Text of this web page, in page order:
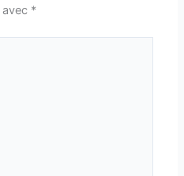
*